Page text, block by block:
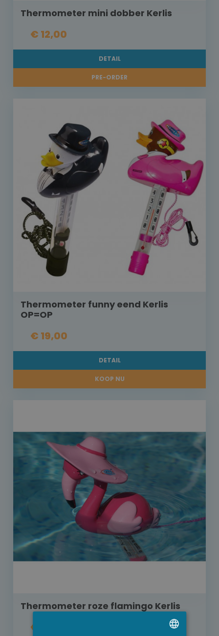
Thermometer mini dobber Kerlis
€ 12,00
DETAIL
PRE-ORDER
Thermometer funny eend Kerlis
OP=OP
€ 19,00
DETAIL
KOOP NU
Thermometer roze flamingo Kerlis
€ 20,00